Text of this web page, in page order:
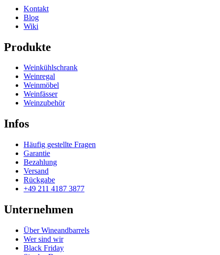
Kontakt
Blog
Wiki
Produkte
Weinkühlschrank
Weinregal
Weinmöbel
Weinfässer
Weinzubehör
Infos
Häufig gestellte Fragen
Garantie
Bezahlung
Versand
Rückgabe
+49 211 4187 3877
Unternehmen
Über Wineandbarrels
Wer sind wir
Black Friday